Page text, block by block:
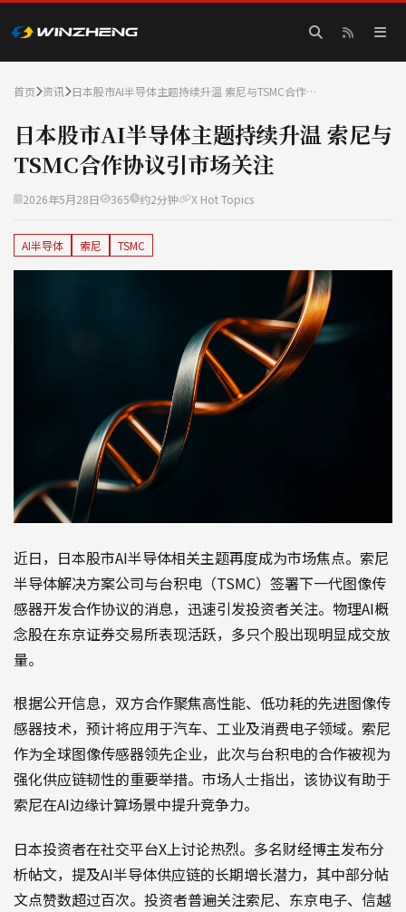
首页 资讯 日本股市AI半导体主题持续升温 索尼与TSMC合作…
日本股市AI半导体主题持续升温 索尼与
TSMC合作协议引市场关注
2026年5月28日 365 约2分钟 X Hot Topics
AI半导体 索尼 TSMC
近日，日本股市AI半导体相关主题再度成为市场焦点。索尼
半导体解决方案公司与台积电（TSMC）签署下一代图像传
感器开发合作协议的消息，迅速引发投资者关注。物理AI概
念股在东京证券交易所表现活跃，多只个股出现明显成交放
量。
根据公开信息，双方合作聚焦高性能、低功耗的先进图像传
感器技术，预计将应用于汽车、工业及消费电子领域。索尼
作为全球图像传感器领先企业，此次与台积电的合作被视为
强化供应链韧性的重要举措。市场人士指出，该协议有助于
索尼在AI边缘计算场景中提升竞争力。
日本投资者在社交平台X上讨论热烈。多名财经博主发布分
析帖文，提及AI半导体供应链的长期增长潜力，其中部分帖
文点赞数超过百次。投资者普遍关注索尼、东京电子、信越